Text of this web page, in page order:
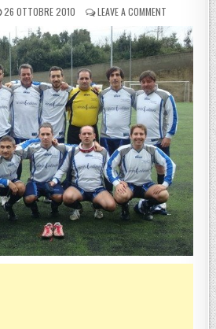
POSTED ON
26 OTTOBRE 2010 LEAVE A COMMENT ON